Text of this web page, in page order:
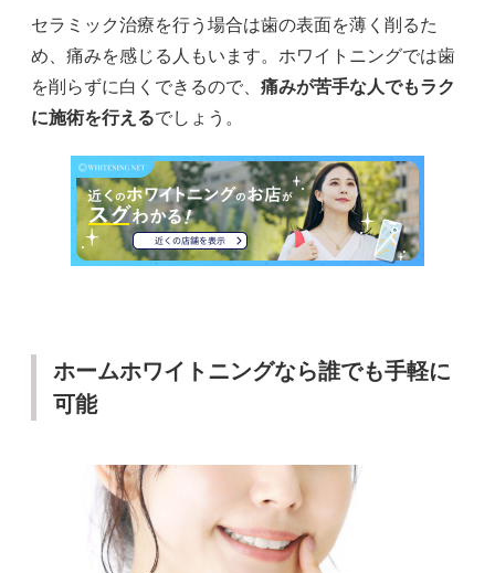
セラミック治療を行う場合は歯の表面を薄く削るた
め、痛みを感じる人もいます。ホワイトニングでは歯
を削らずに白くできるので、 痛みが苦手な人でもラク
に施術を行えるでしょう。
ホームホワイトニングなら誰でも手軽に
可能